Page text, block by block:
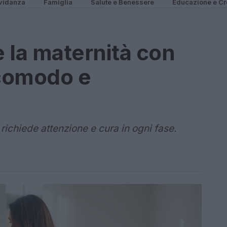
Famiglia Salute e Benessere Educazione e
la maternità con
e
attenzione e cura in ogni fase.